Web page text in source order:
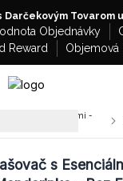
Darčekovým Tovarom
Objednávky
Reward
Objemová
Esenciálnymi Olejmi -
s